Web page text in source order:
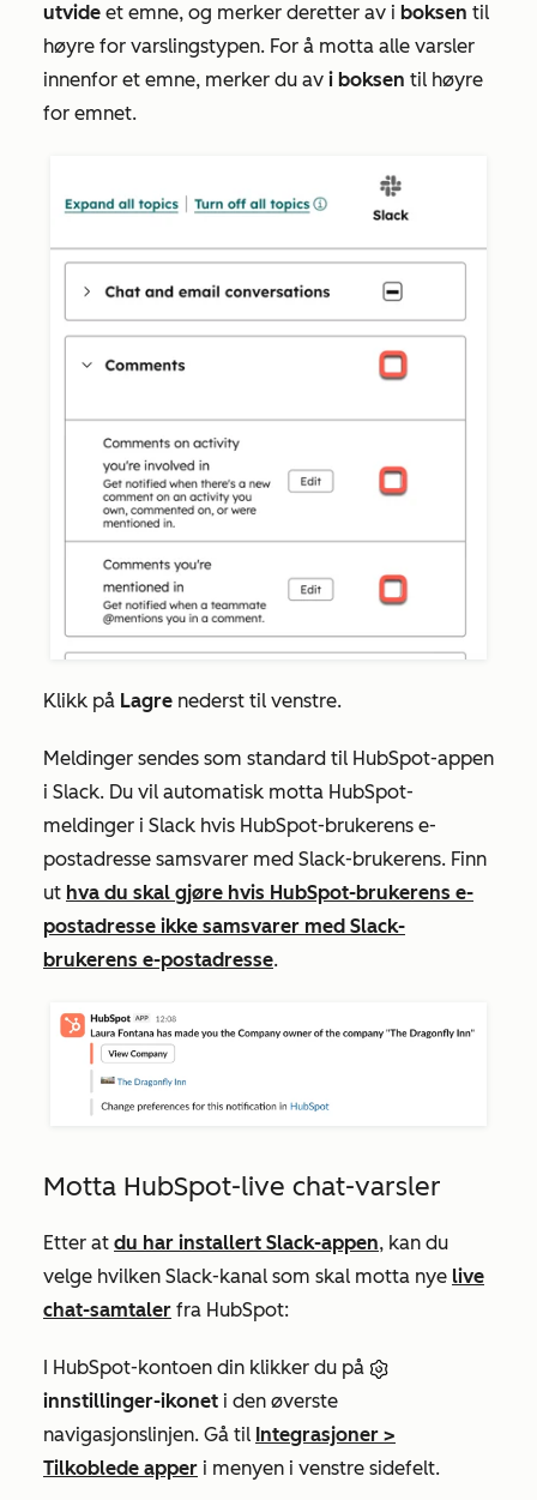
utvide et emne, og merker deretter av i boksen til
høyre for varslingstypen. For å motta alle varsler
innenfor et emne, merker du av i boksen til høyre
for emnet.
Klikk på Lagre nederst til venstre.
Meldinger sendes som standard til HubSpot-appen
i Slack. Du vil automatisk motta HubSpot-
meldinger i Slack hvis HubSpot-brukerens e-
postadresse samsvarer med Slack-brukerens. Finn
ut hva du skal gjøre hvis HubSpot-brukerens e-
postadresse ikke samsvarer med Slack-
brukerens e-postadresse.
Motta HubSpot-live chat-varsler
Etter at du har installert Slack-appen, kan du
velge hvilken Slack-kanal som skal motta nye live
chat-samtaler fra HubSpot:
I HubSpot-kontoen din klikker du på
innstillinger-ikonet i den øverste
navigasjonslinjen. Gå til Integrasjoner >
Tilkoblede apper i menyen i venstre sidefelt.